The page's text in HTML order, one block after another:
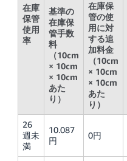
在庫
保管
使用
率
基準の
在庫保
管手数
料
（10cm
× 10cm
× 10cm
あた
り）
在庫保
管の使
用に対
する追
加料金
（10cm
× 10cm
× 10cm
あた
り）
26
週未
満
10.087
円
0円